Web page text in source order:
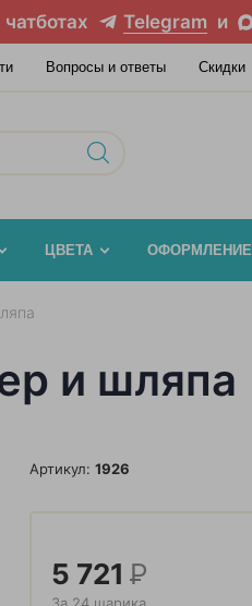
Telegram и
Вопросы и ответы Скидки
ЦВЕТА ОФОРМЛЕНИЕ
и шляпа
Артикул: 1926
5 721 Р